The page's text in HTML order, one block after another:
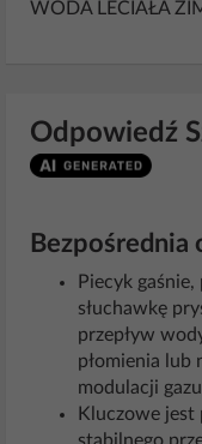
WODA LECIAŁA
Odpowiedź
Piecyk
słuchawkę
przepływ
płomienia lub
modulacji
Kluczowe jest